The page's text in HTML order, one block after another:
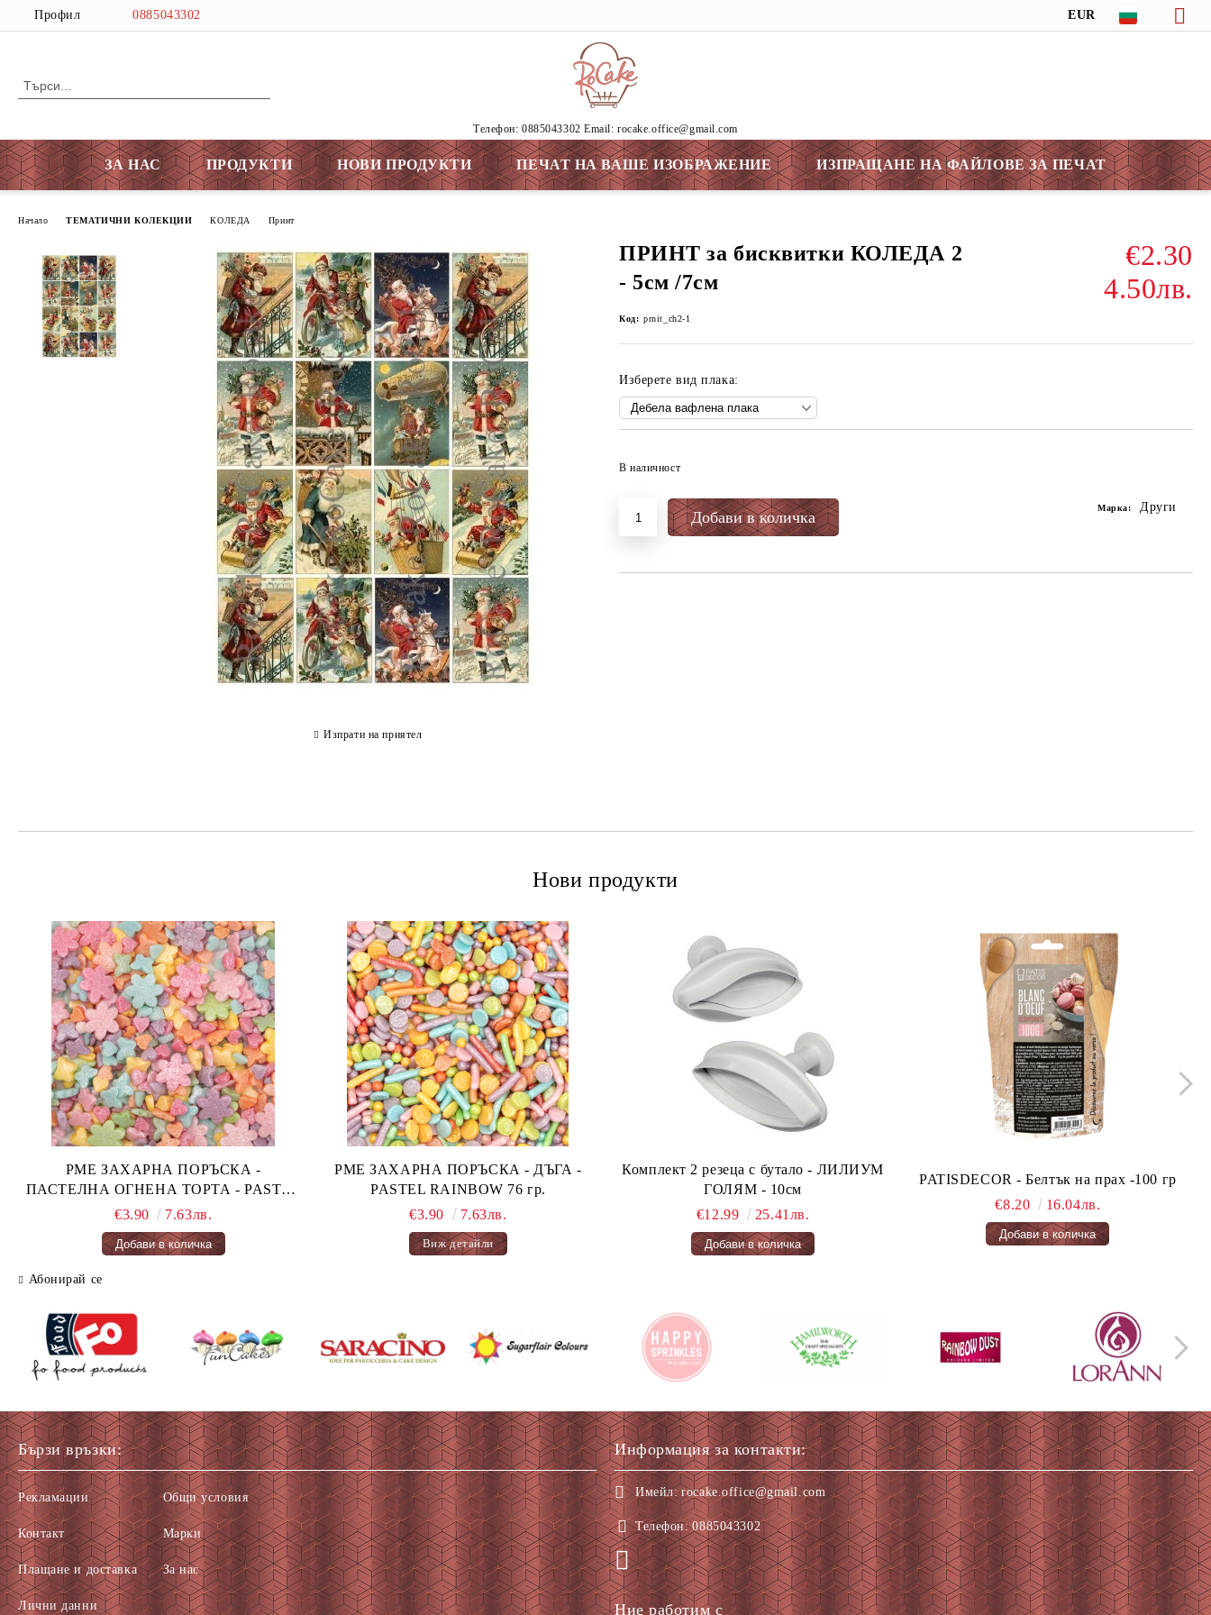
Профил 0885043302 EUR
Tелефон: 0885043302 Email: rocake.office@gmail.com
ЗА НАС ПРОДУКТИ НОВИ ПРОДУКТИ ПЕЧАТ НА ВАШЕ ИЗОБРАЖЕНИЕ ИЗПРАЩАНЕ НА ФАЙЛОВЕ ЗА ПЕЧАТ
Начало ТЕМАТИЧНИ КОЛЕКЦИИ КОЛЕДА Принт
ПРИНТ за бисквитки КОЛЕДА 2
- 5см /7см
€2.30
4.50лв.
Код: prnit_ch2-1
Изберете вид плака:
В наличност
Марка: Други
Изпрати на приятел
Нови продукти
PME ЗАХАРНА ПОРЪСКА -
ПАСТЕЛНА ОГНЕНА ТОРТА - PASTEL
FAIRY CAKES 66 гр.
€3.90 7.63лв.
PME ЗАХАРНА ПОРЪСКА - ДЪГА -
PASTEL RAINBOW 76 гр.
€3.90
7.63лв.
Виж детайли
Комплект 2 резеца с бутало - ЛИЛИУМ
ГОЛЯМ - 10см
€12.99
25.41лв.
PATISDECOR - Белтък на прах -100 гр
€8.20
16.04лв.
Абонирай се
Бързи връзки:
Рекламации
Контакт
Плащане и доставка
Лични данни
Общи условия
Марки
За нас
Информация за контакти:
Имейл: rocake.office@gmail.com
Телефон: 0885043302
Ние работим с